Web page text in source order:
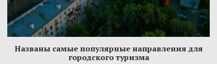
Названы самые популярные направления для
городского туризма